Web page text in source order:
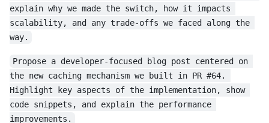
explain why we made the switch, how it impacts
scalability, and any trade-offs we faced along the
way.
Propose a developer-focused blog post centered on
the new caching mechanism we built in PR #64.
Highlight key aspects of the implementation, show
code snippets, and explain the performance
improvements.